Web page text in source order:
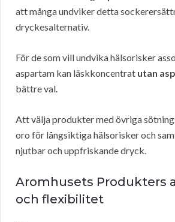
att många undviker detta
dryckesalternativ.
För de som vill undvika hälsorisker
aspartam kan läskkoncentrat utan
bättre val.
Att välja produkter med övriga
oro för långsiktiga hälsorisker och
njutbar och uppfriskande dryck.
Aromhusets Produkters
och flexibilitet